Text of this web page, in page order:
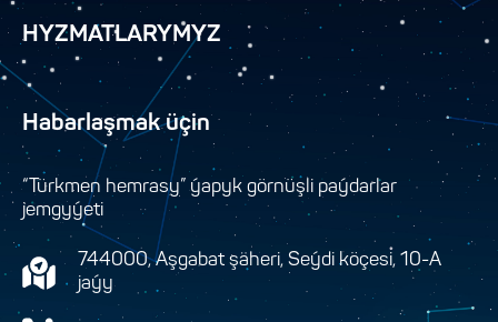
HYZMATLARYMYZ
Habarlaşmak üçin
“Türkmen hemrasy” ýapyk görnüşli paýdarlar
jemgyýeti
744000, Aşgabat şäheri, Seýdi köçesi, 10-A
jaýy